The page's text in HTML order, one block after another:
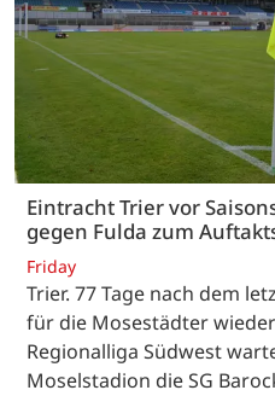
Eintracht Trier vor
gegen Fulda zum
Friday
Trier. 77 Tage nach dem
für die Mosestädter
Regionalliga Südwest
Moselstadion die SG